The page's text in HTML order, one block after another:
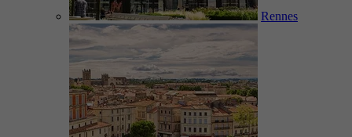
Rennes